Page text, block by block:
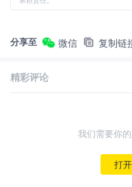
分享至 微信 复制链
精彩评论
我们需要你
打